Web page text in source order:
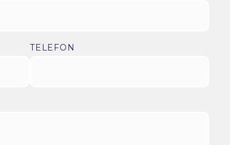
TELEFON